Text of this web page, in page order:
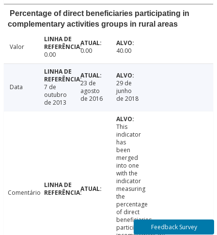
Percentage of direct beneficiaries participating in
complementary activities groups in rural areas
Valor
0.00
0.00 40.00
Data
7 de
outubro
de 2013
23 de
agosto
de 2016
29 de
junho
de 2018
Comentário
This
indicator
has
been
merged
into one
with the
indicator
measuring
the
percentage
of direct
beneficiaries
participatingFeedback Survey